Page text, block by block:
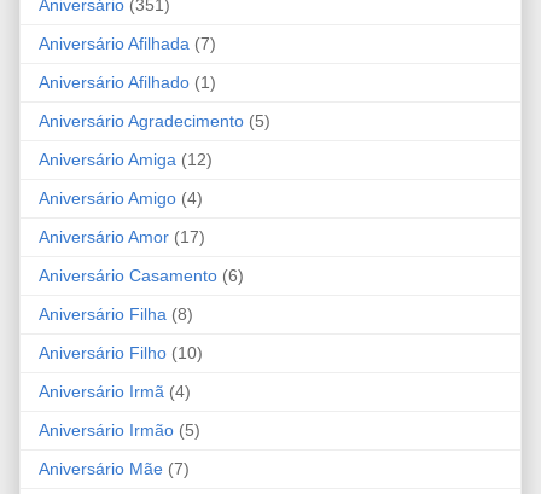
Aniversário (351)
Aniversário Afilhada (7)
Aniversário Afilhado (1)
Aniversário Agradecimento (5)
Aniversário Amiga (12)
Aniversário Amigo (4)
Aniversário Amor (17)
Aniversário Casamento (6)
Aniversário Filha (8)
Aniversário Filho (10)
Aniversário Irmã (4)
Aniversário Irmão (5)
Aniversário Mãe (7)